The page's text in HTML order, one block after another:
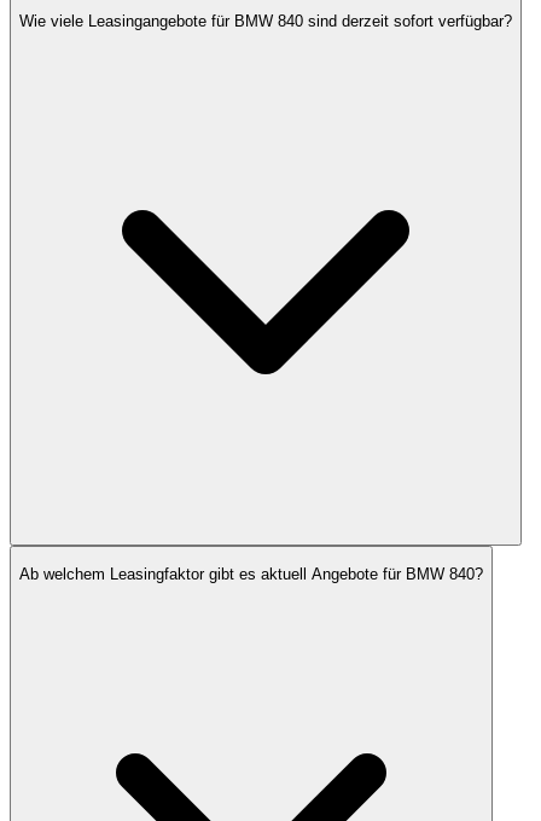
Wie viele Leasingangebote für BMW 840 sind derzeit sofort verfügbar?
Ab welchem Leasingfaktor gibt es aktuell Angebote für BMW 840?